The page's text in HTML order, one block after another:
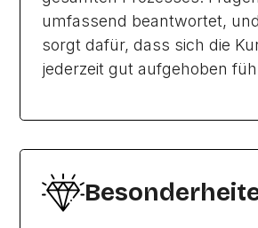
umfassend beantwortet,
sorgt dafür, dass sich die
jederzeit gut aufgehoben